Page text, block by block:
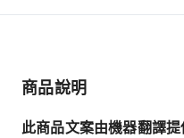
享受專為 4-8 人設
商品說明
此商品文案由機器翻譯